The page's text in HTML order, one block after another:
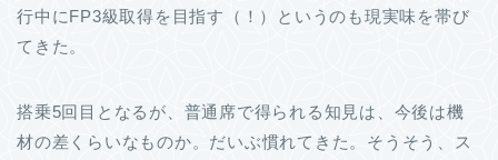
行中にFP3級取得を目指す（！）というのも現実味を帯び
てきた。
搭乗5回目となるが、普通席で得られる知見は、今後は機
材の差くらいなものか。だいぶ慣れてきた。そうそう、ス